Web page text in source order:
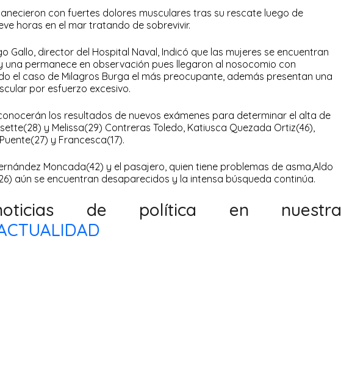
con fuertes dolores musculares tras su rescate luego de
horas en el mar tratando de sobrevivir.
Gallo, director del Hospital Naval, Indicó que las mujeres se encuentran
una permanece en observación pues llegaron al nosocomio con
el caso de Milagros Burga el más preocupante, además presentan una
por esfuerzo excesivo.
los resultados de nuevos exámenes para determinar el alta de
y Melissa(29) Contreras Toledo, Katiusca Quezada Ortiz(46),
y Francesca(17).
Moncada(42) y el pasajero, quien tiene problemas de asma,Aldo
aún se encuentran desaparecidos y la intensa búsqueda continúa.
de política en nuestra